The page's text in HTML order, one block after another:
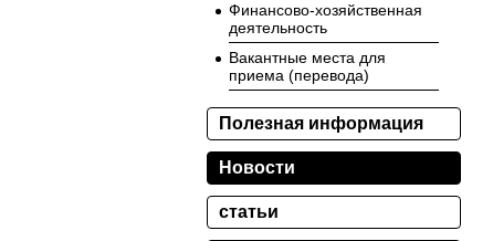
Финансово-хозяйственная
деятельность
Вакантные места для
приема (перевода)
Полезная информация
Новости
статьи